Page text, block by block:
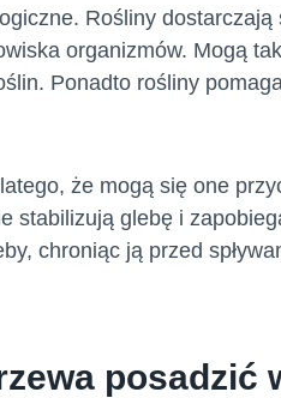
Rośliny
organizmów. Mogą
Ponadto rośliny
że mogą się one
stabilizują glebę i
chroniąc ją przed
posadzić